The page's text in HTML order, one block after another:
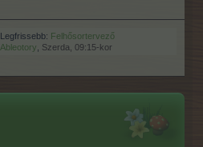
Legfrissebb: Felhősortervező
Ableotory
Szerda, 09:15-kor